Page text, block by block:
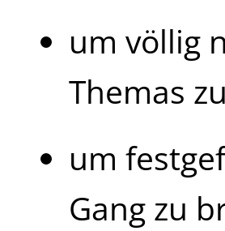
um völlig
Themas
um
Gang zu